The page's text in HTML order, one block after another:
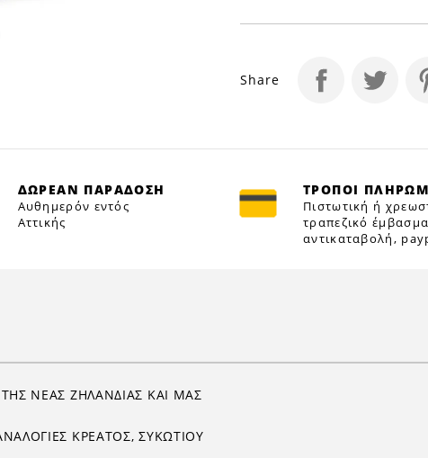
Share
ΔΩΡΕΑΝ ΠΑΡΑΔΟΣΗ
Αυθημερόν εντός
Αττικής
ΤΡΟΠΟΙ
Πιστωτική ή
τραπεζικό
αντικαταβολή,
ΝΕΑΣ ΖΗΛΑΝΔΙΑΣ ΚΑΙ ΜΑΣ
ΚΡΕΑΤΟΣ, ΣΥΚΩΤΙΟΥ